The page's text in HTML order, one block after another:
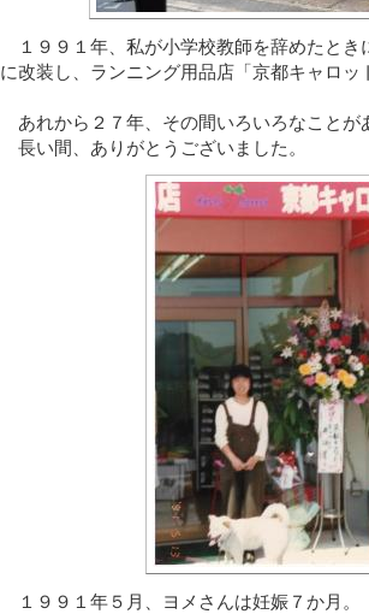
１９９１年、私が小学校教師を辞めたとき
に改装し、ランニング用品店「京都キャロ
あれから２７年、その間いろいろなことが
長い間、ありがとうございました。
１９９１年５月、ヨメさんは妊娠７か月。